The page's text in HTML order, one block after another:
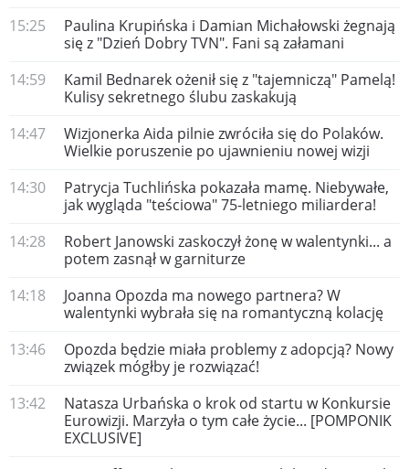
15:25
Paulina Krupińska i Damian Michałowski żegnają
się z "Dzień Dobry TVN". Fani są załamani
14:59
Kamil Bednarek ożenił się z "tajemniczą" Pamelą!
Kulisy sekretnego ślubu zaskakują
14:47
Wizjonerka Aida pilnie zwróciła się do Polaków.
Wielkie poruszenie po ujawnieniu nowej wizji
14:30
Patrycja Tuchlińska pokazała mamę. Niebywałe,
jak wygląda "teściowa" 75-letniego miliardera!
14:28
Robert Janowski zaskoczył żonę w walentynki... a
potem zasnął w garniturze
14:18
Joanna Opozda ma nowego partnera? W
walentynki wybrała się na romantyczną kolację
13:46
Opozda będzie miała problemy z adopcją? Nowy
związek mógłby je rozwiązać!
13:42
Natasza Urbańska o krok od startu w Konkursie
Eurowizji. Marzyła o tym całe życie... [POMPONIK
EXCLUSIVE]